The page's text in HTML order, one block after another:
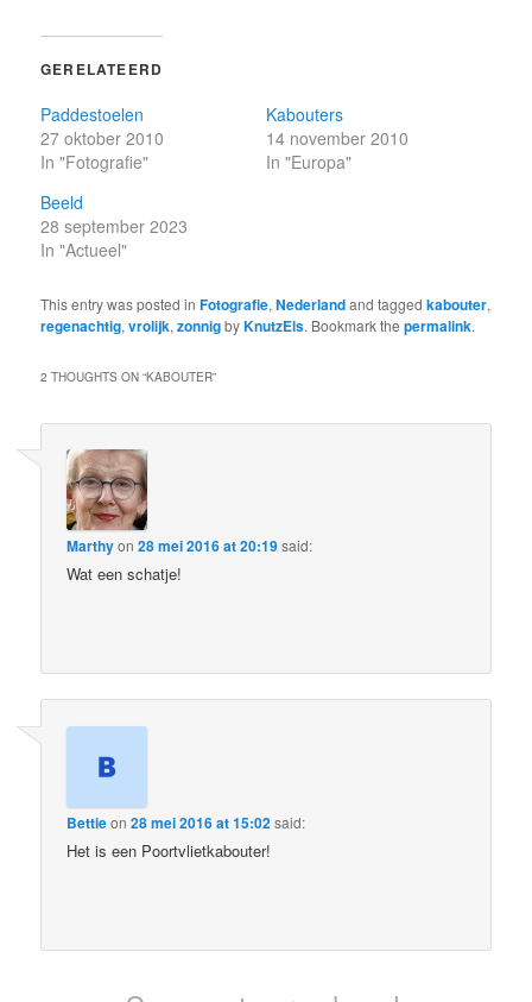
GERELATEERD
Paddestoelen
27 oktober 2010
In "Fotografie"
Kabouters
14 november 2010
In "Europa"
Beeld
28 september 2023
In "Actueel"
This entry was posted inFotografie,Nederlandand taggedkabouter,
regenachtig,vrolijk,zonnigbyKnutzEls. Bookmark thepermalink.
2 THOUGHTS ON “KABOUTER”
Marthyon28 mei 2016 at 20:19said:
Wat een schatje!
Bettieon28 mei 2016 at 15:02said:
Het is een Poortvlietkabouter!